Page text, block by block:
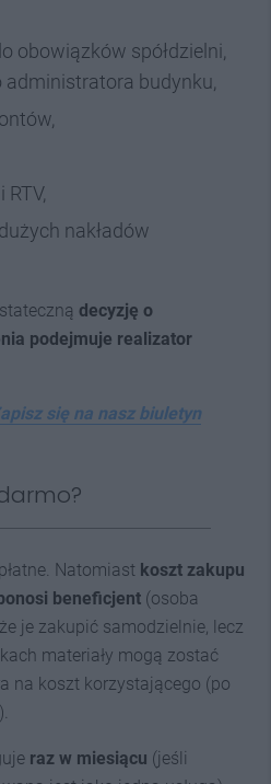
obowiązków spółdzielni,
budynku,
nakładów
decyzję o
podejmuje realizator
się na nasz biuletyn
Natomiast koszt zakupu
beneficjent (osoba
je zakupić samodzielnie, lecz
materiały mogą zostać
na koszt korzystającego (po
raz w miesiącu (jeśli